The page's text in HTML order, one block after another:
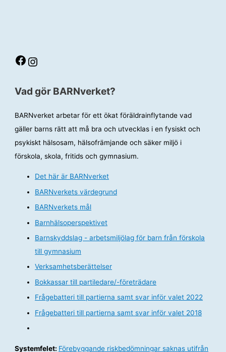
Facebook Instagram
Vad gör BARNverket?
BARNverket arbetar för ett ökat föräldrainflytande vad
gäller barns rätt att må bra och utvecklas i en fysiskt och
psykiskt hälsosam, hälsofrämjande och säker miljö i
förskola, skola, fritids och gymnasium.
Det här är BARNverket
BARNverkets värdegrund
BARNverkets mål
Barnhälsoperspektivet
Barnskyddslag - arbetsmiljölag för barn från förskola
till gymnasium
Verksamhetsberättelser
Bokkassar till partiledare/-företrädare
Frågebatteri till partierna samt svar inför valet 2022
Frågebatteri till partierna samt svar inför valet 2018
Systemfelet: Förebyggande riskbedömningar saknas utifrån